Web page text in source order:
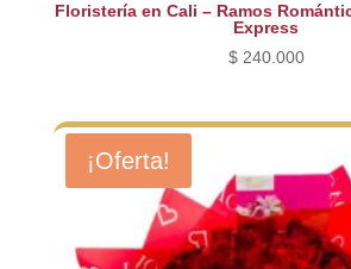
Floristería en Cali – Ramos
Express
$240.000
¡Oferta!